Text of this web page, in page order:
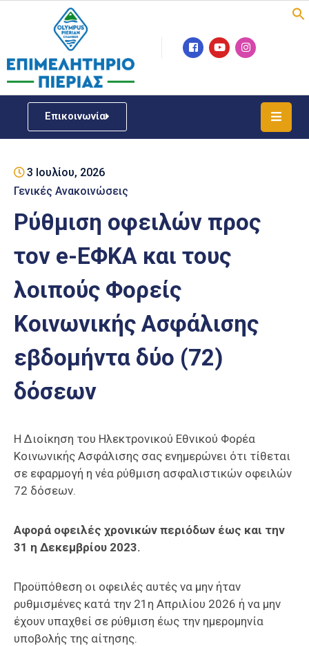
Επικοινωνία
Επιμελητήριο
Νέα
ΓΕΜΗ
Επιχειρηματική
Υποστήριξη
Έκθεση
Παραδοσιακών
Επαγγελμάτων
Έκθεση
ΕΒΕΠ-
ΚΜ
3 Ιουλίου, 2026
Γενικές Ανακοινώσεις
Ρύθμιση οφειλών προς
τον e-ΕΦΚΑ και τους
λοιπούς Φορείς
Κοινωνικής Ασφάλισης
εβδομήντα δύο (72)
δόσεων
Η Διοίκηση του Ηλεκτρονικού Εθνικού Φορέα
Κοινωνικής Ασφάλισης σας ενημερώνει ότι τίθεται
σε εφαρμογή η νέα ρύθμιση ασφαλιστικών οφειλών
72 δόσεων.
Αφορά οφειλές χρονικών περιόδων έως και την
31 η Δεκεμβρίου 2023.
Προϋπόθεση οι οφειλές αυτές να μην ήταν
ρυθμισμένες κατά την 21η Απριλίου 2026 ή να μην
έχουν υπαχθεί σε ρύθμιση έως την ημερομηνία
υποβολής της αίτησης.